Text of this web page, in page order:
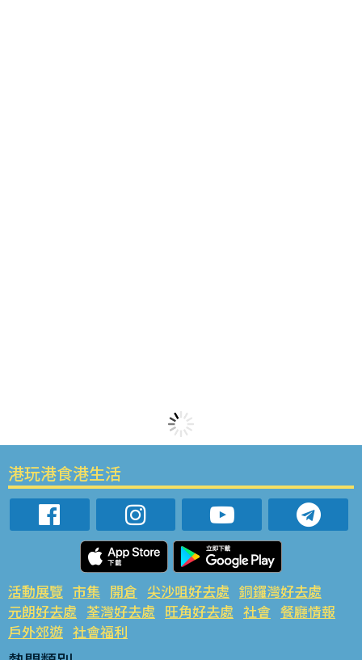
港玩港食港生活
活動展覽 市集 開倉 尖沙咀好去處 銅鑼灣好去處
元朗好去處 荃灣好去處 旺角好去處 社會 餐廳情報
戶外郊遊 社會福利